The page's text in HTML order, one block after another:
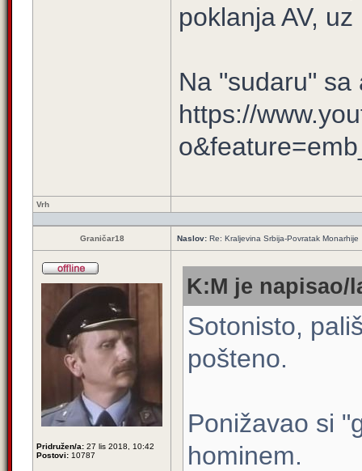
poklanja AV,
Na "sudaru"
https://
Vrh
Graničar18 Naslov: Re: Kraljevina Srbija-Povratak Monarhije
Pridružen/a: 27 lis 2018, 10:42
Postovi: 10787
K:M je napisao/
Sotonisto,
pošteno.
Ponižavao si
hominem.